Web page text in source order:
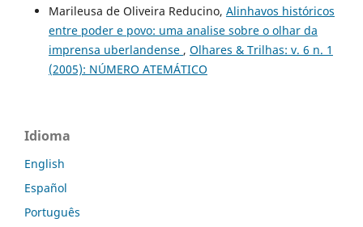
Marileusa de Oliveira Reducino, Alinhavos históricos
entre poder e povo: uma analise sobre o olhar da
imprensa uberlandense , Olhares & Trilhas: v. 6 n. 1
(2005): NÚMERO ATEMÁTICO
Idioma
English
Español
Português